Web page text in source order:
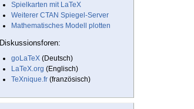
Spielkarten mit LaTeX
Weiterer CTAN Spiegel-Server
Mathematisches Modell plotten
Diskussionsforen:
goLaTeX (Deutsch)
LaTeX.org (Englisch)
TeXnique.fr (französisch)